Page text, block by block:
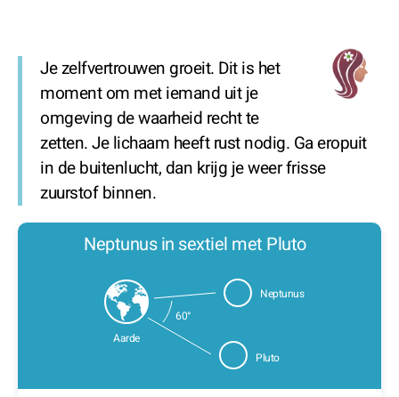
Je zelfvertrouwen groeit. Dit is het
moment om met iemand uit je
omgeving de waarheid recht te
zetten. Je lichaam heeft rust nodig. Ga eropuit
in de buitenlucht, dan krijg je weer frisse
zuurstof binnen.
Neptunus in sextiel met Pluto
Aarde
Neptunus
Pluto
60°